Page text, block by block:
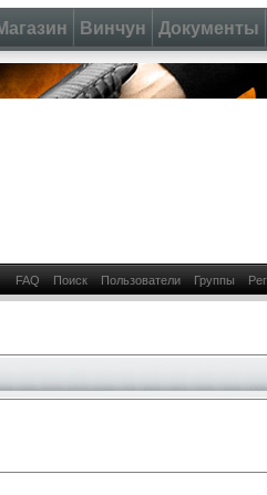
Винчун Документы
FAQ Поиск Пользователи Группы